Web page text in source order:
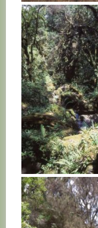
TANZANIE
TANZANIE